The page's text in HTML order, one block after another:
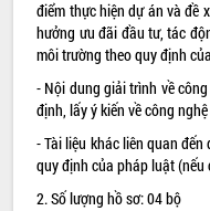
điểm thực hiện dự án và đề
hưởng ưu đãi đầu tư, tác
môi trường theo quy định
- Nội dung giải trình về
định, lấy ý kiến về công
- Tài liệu khác liên quan
quy định của pháp luật (nếu
2. Số lượng hồ sơ: 04 bộ